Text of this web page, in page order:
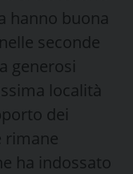
hanno buona
seconde
generosi
località
dei
rimane
ha indossato